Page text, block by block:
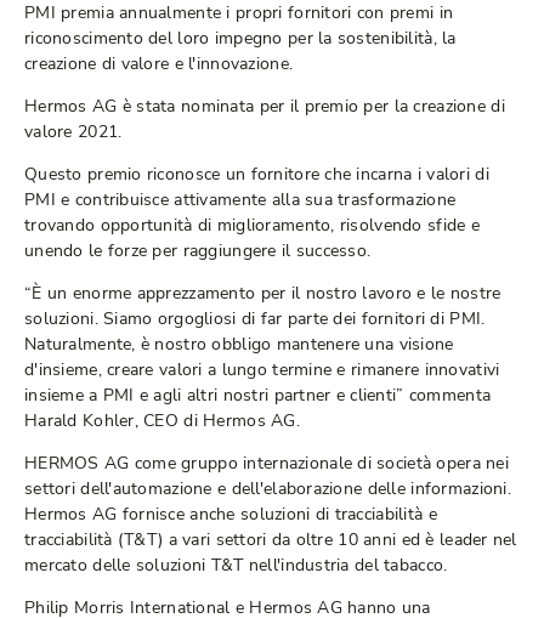
PMI premia annualmente i propri fornitori con premi in
riconoscimento del loro impegno per la sostenibilità, la
creazione di valore e l'innovazione.
Hermos AG è stata nominata per il premio per la creazione di
valore 2021.
Questo premio riconosce un fornitore che incarna i valori di
PMI e contribuisce attivamente alla sua trasformazione
trovando opportunità di miglioramento, risolvendo sfide e
unendo le forze per raggiungere il successo.
“È un enorme apprezzamento per il nostro lavoro e le nostre
soluzioni. Siamo orgogliosi di far parte dei fornitori di PMI.
Naturalmente, è nostro obbligo mantenere una visione
d'insieme, creare valori a lungo termine e rimanere innovativi
insieme a PMI e agli altri nostri partner e clienti” commenta
Harald Kohler, CEO di Hermos AG.
HERMOS AG come gruppo internazionale di società opera nei
settori dell'automazione e dell'elaborazione delle informazioni.
Hermos AG fornisce anche soluzioni di tracciabilità e
tracciabilità (T&T) a vari settori da oltre 10 anni ed è leader nel
mercato delle soluzioni T&T nell'industria del tabacco.
Philip Morris International e Hermos AG hanno una